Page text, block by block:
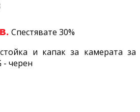
Спестявате 30%
и капак за камерата за
- черен